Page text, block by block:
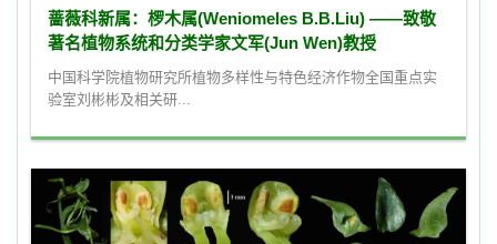
蔷薇科新属：椤木属(Weniomeles B.B.Liu) ——致敬
著名植物系统和分类学家文军(Jun Wen)教授
中国科学院植物研究所植物多样性与特色经济作物全国重点实
验室刘彬彬及相关研...